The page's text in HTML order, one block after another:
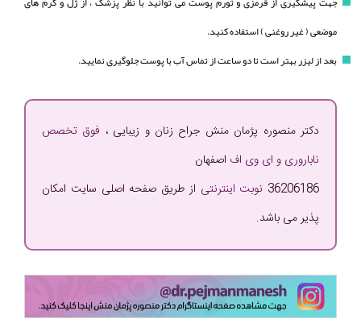
موضعی ( غیر روغنی ) استفاده کنید.
بعد از لیزر بهتر است تا دو ساعت از تماس آب با پوست جلوگیری نمایید.
دکتر منصوره پژمان منش جراح زنان و زیبایی ، فوق تخصص
ناباروری و ای وی اف اصفهان
36206186 نوبت اینترنتی از طریق صفحه اصلی سایت امکان
پذیر می باشد.